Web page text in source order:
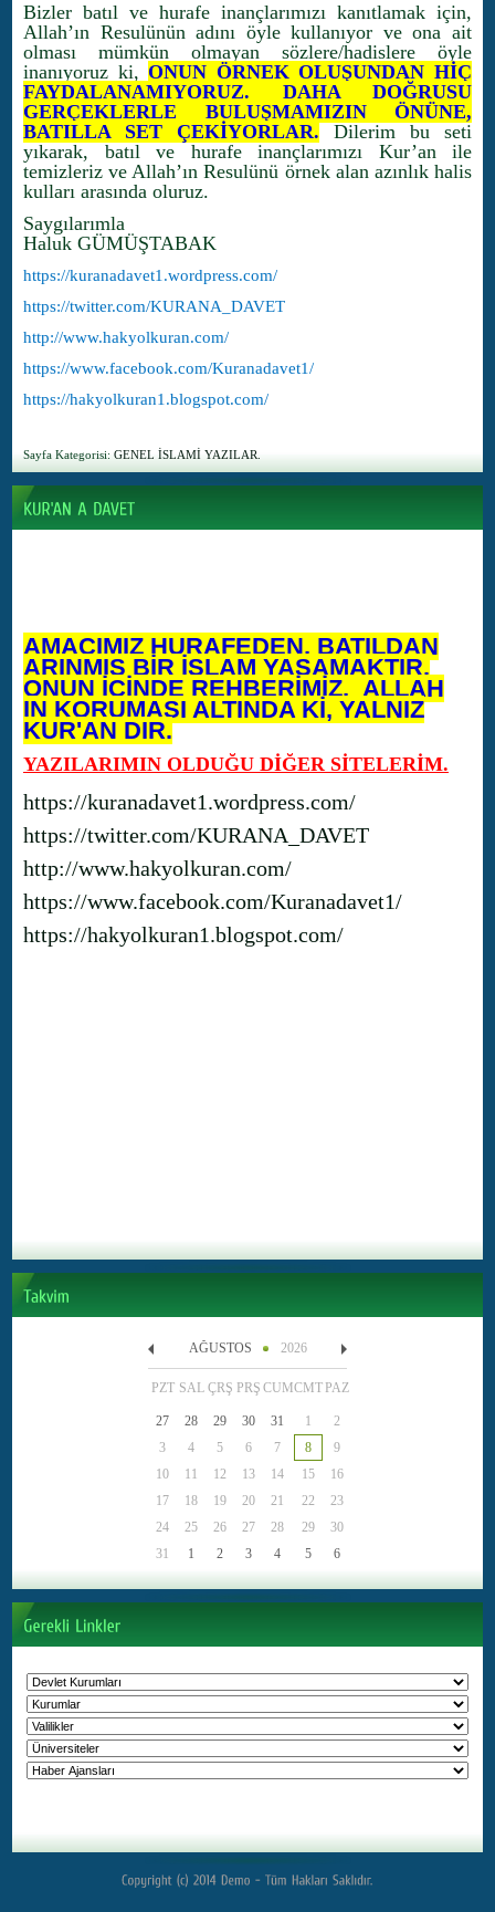
AMACIMIZ HURAFEDEN, BATILDAN
ARINMIŞ BİR İSLAM YAŞAMAKTIR.
ONUN İÇİNDE REHBERİMİZ, ALLAH
IN KORUMASI ALTINDA Kİ, YALNIZ
KUR'AN DIR.
YAZILARIMIN OLDUĞU DİĞER SİTELERİM.
https://kuranadavet1.wordpress.com/
https://twitter.com/KURANA_DAVET
http://www.hakyolkuran.com/
https://www.facebook.com/Kuranadavet1/
https://hakyolkuran1.blogspot.com/
Bizler batıl ve hurafe inançlarımızı kanıtlamak için,
Allah’ın Resulünün adını öyle kullanıyor ve ona ait
olması mümkün olmayan sözlere/hadislere öyle
inanıyoruz ki,ONUN ÖRNEK OLUŞUNDAN HİÇ
FAYDALANAMIYORUZ. DAHA DOĞRUSU
GERÇEKLERLE BULUŞMAMIZIN ÖNÜNE,
BATILLA SET ÇEKİYORLAR. Dilerim bu seti
yıkarak, batıl ve hurafe inançlarımızı Kur’an ile
temizleriz ve Allah’ın Resulünü örnek alan azınlık halis
kulları arasında oluruz.
Saygılarımla
Haluk GÜMÜŞTABAK
https://kuranadavet1.wordpress.com/
https://twitter.com/KURANA_DAVET
http://www.hakyolkuran.com/
https://www.facebook.com/Kuranadavet1/
https://hakyolkuran1.blogspot.com/
Sayfa Kategorisi: GENEL İSLAMİ YAZILAR.